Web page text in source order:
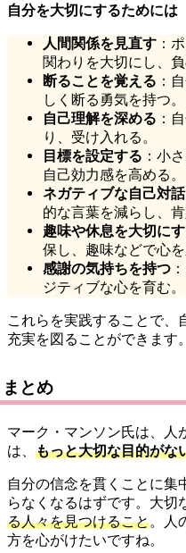
自分を大切にするためには
人間関係を見直す ：
関わりを大切にし、
断ることを覚える ：
しく断る勇気を持つ。
自己理解を深める ：
り、受け入れる。
目標を設定する ：小
自己効力感を高める。
ネガティブな自己対
的な言葉を減らし、
趣味や休息を大切に
保し、趣味などで心を
感謝の気持ちを持つ
ジティブな心を育む。
これらを実践することで、
充実を図ることができます。
まとめ
マーク・マンソン氏は、人
は、 もっと大切な目的がな
自分の信念を貫くことに集
らなくなるはずです。大切
る人々を見つけること。人
方を心がけたいですね。